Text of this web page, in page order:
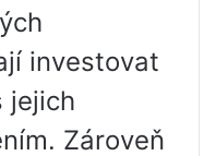
investovat
jejich
Zároveň